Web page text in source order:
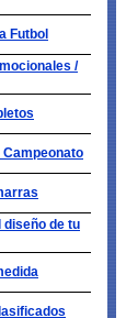
Futbol
/
diseño de tu